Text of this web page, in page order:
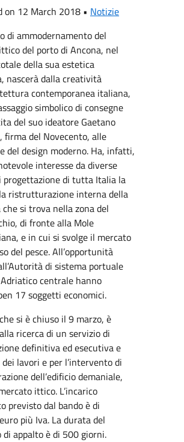
on 12 March 2018 • Notizie
di ammodernamento del
del porto di Ancona, nel
della sua estetica
nascerà dalla creatività
contemporanea italiana,
simbolico di consegne
del suo ideatore Gaetano
firma del Novecento, alle
del design moderno. Ha, infatti,
interesse da diverse
progettazione di tutta Italia la
ristrutturazione interna della
si trova nella zona del
di fronte alla Mole
e in cui si svolge il mercato
del pesce. All’opportunità
di sistema portuale
centrale hanno
17 soggetti economici.
si è chiuso il 9 marzo, è
ricerca di un servizio di
definitiva ed esecutiva e
lavori e per l’intervento di
dell’edificio demaniale,
ittico. L’incarico
previsto dal bando è di
più Iva. La durata del
appalto è di 500 giorni.